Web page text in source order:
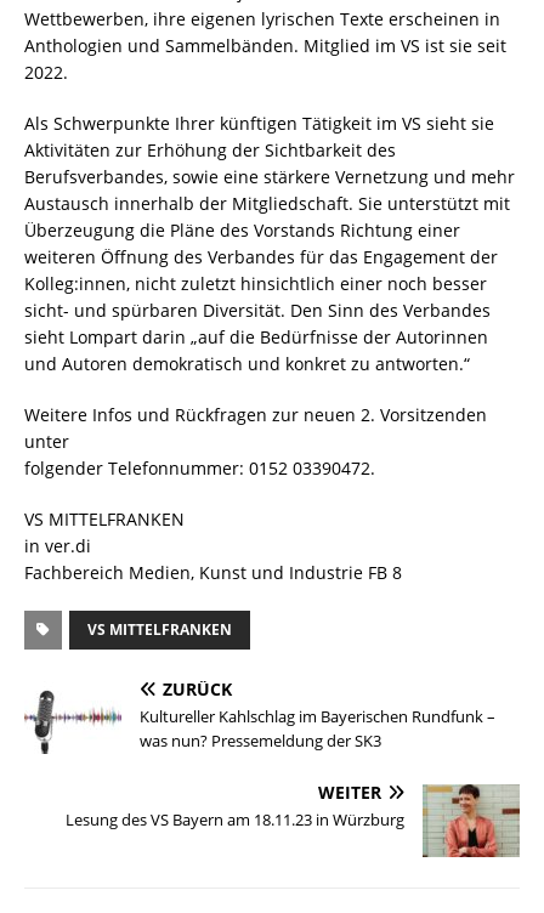
Wettbewerben, ihre eigenen lyrischen Texte erscheinen in
Anthologien und Sammelbänden. Mitglied im VS ist sie seit
2022.
Als Schwerpunkte Ihrer künftigen Tätigkeit im VS sieht sie
Aktivitäten zur Erhöhung der Sichtbarkeit des
Berufsverbandes, sowie eine stärkere Vernetzung und mehr
Austausch innerhalb der Mitgliedschaft. Sie unterstützt mit
Überzeugung die Pläne des Vorstands Richtung einer
weiteren Öffnung des Verbandes für das Engagement der
Kolleg:innen, nicht zuletzt hinsichtlich einer noch besser
sicht- und spürbaren Diversität. Den Sinn des Verbandes
sieht Lompart darin „auf die Bedürfnisse der Autorinnen
und Autoren demokratisch und konkret zu antworten.“
Weitere Infos und Rückfragen zur neuen 2. Vorsitzenden
unter
folgender Telefonnummer: 0152 03390472.
VS MITTELFRANKEN
in ver.di
Fachbereich Medien, Kunst und Industrie FB 8
VS MITTELFRANKEN
ZURÜCK
Kultureller Kahlschlag im Bayerischen Rundfunk –
was nun? Pressemeldung der SK3
WEITER
Lesung des VS Bayern am 18.11.23 in Würzburg